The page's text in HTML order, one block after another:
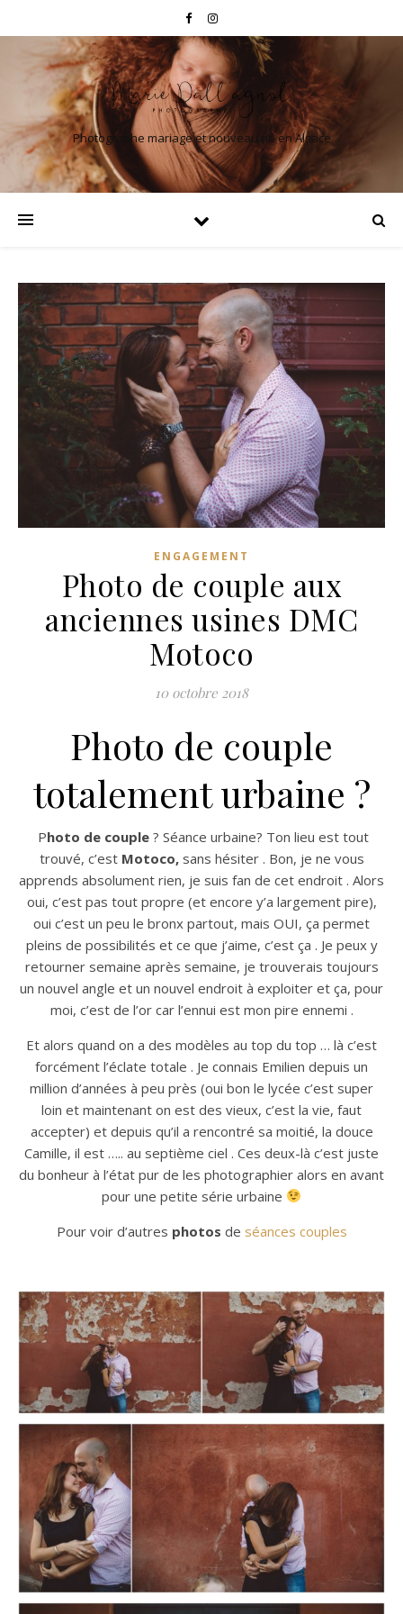
Photographe mariage et nouveau né en Alsace
ENGAGEMENT
Photo de couple aux
anciennes usines DMC
Motoco
10 octobre 2018
Photo de couple
totalement urbaine ?
Photo de couple ? Séance urbaine? Ton lieu est tout
trouvé, c’est Motoco,sans hésiter . Bon, je ne vous
apprends absolument rien, je suis fan de cet endroit . Alors
oui, c’est pas tout propre (et encore y’a largement pire),
oui c’est un peu le bronx partout, mais OUI, ça permet
pleins de possibilités et ce que j’aime, c’est ça . Je peux y
retourner semaine après semaine, je trouverais toujours
un nouvel angle et un nouvel endroit à exploiter et ça, pour
moi, c’est de l’or car l’ennui est mon pire ennemi .
Et alors quand on a des modèles au top du top … là c’est
forcément l’éclate totale . Je connais Emilien depuis un
million d’années à peu près (oui bon le lycée c’est super
loin et maintenant on est des vieux, c’est la vie, faut
accepter) et depuis qu’il a rencontré sa moitié, la douce
Camille, il est ….. au septième ciel . Ces deux-là c’est juste
du bonheur à l’état pur de les photographier alors en avant
pour une petite série urbaine
Pour voir d’autres photos de séances couples